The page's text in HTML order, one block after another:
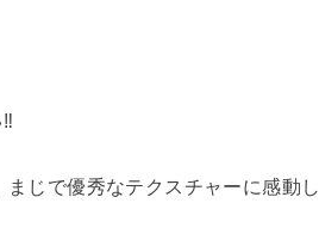
じで優秀なテクスチャーに感動し